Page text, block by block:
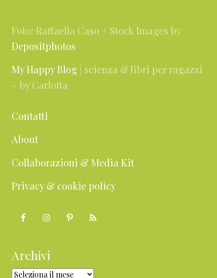
Foto: Raffaella Caso + Stock Images by
Depositphotos
My Happy Blog | scienza & libri per ragazzi
– by Carlotta
Contatti
About
Collaborazioni & Media Kit
Privacy & cookie policy
Archivi
Archivi